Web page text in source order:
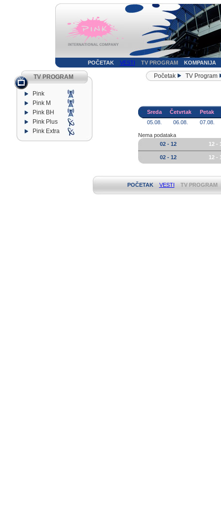
POČETAK VESTI TV PROGRAM KOMPANIJA
TV PROGRAM
Pink
Pink M
Pink BH
Pink Plus
Pink Extra
Početak TV Program
Sreda Četvrtak
Petak
05.08.
06.08. 07.08.
Nema podataka
02 - 12
12 -
02 - 12 12 -
POČETAK VESTI TV PROGRAM